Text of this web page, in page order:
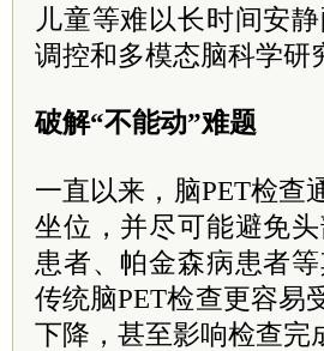
儿童等难以长时间安
调控和多模态脑科学研
破解“不能动”难题
一直以来，脑PET检查
坐位，并尽可能避免
患者、帕金森病患者
传统脑PET检查更容易
下降，甚至影响检查完